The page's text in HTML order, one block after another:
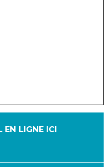
EN LIGNE ICI
JUIN
SEPTEMBRE